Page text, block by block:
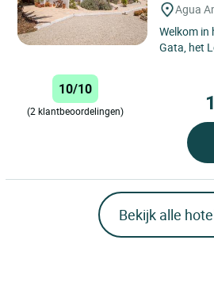
Agua
Welkom in
Gata, het
10/10
(2 klantbeoordelingen)
Bekijk alle